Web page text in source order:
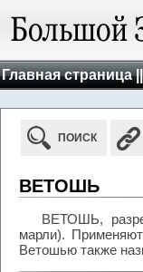
Главная страница ||
ПОИСК
ВЕТОШЬ
ВЕТОШЬ,
марли).
Ветошью также